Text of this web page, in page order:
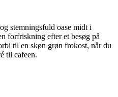
stemningsfuld oase midt i
forfriskning efter et besøg på
til en skøn grøn frokost, når du
til cafeen.